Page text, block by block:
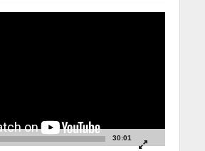
30:01